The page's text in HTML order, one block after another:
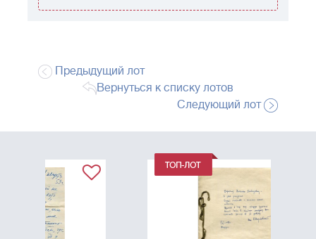
Предыдущий лот
Вернуться к списку лотов
Следующий лот